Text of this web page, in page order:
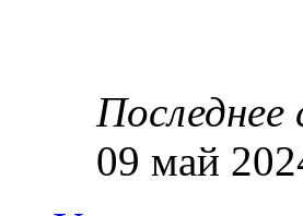
09 май